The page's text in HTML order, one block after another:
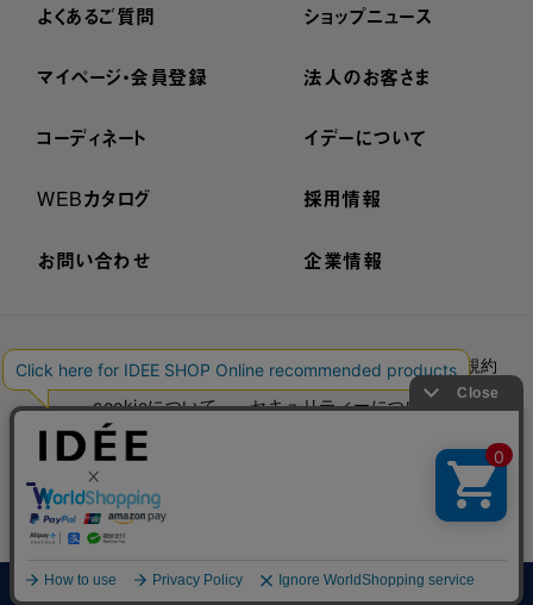
よくあるご質問
マイページ・会員登録
コーディネート
WEBカタログ
お問い合わせ
ショップニュース
法人のお客さま
イデーについて
採用情報
企業情報
プライバシーポリシー 外部送信ポリシー
ご利用規約
cookieについて
セキュリティーについて
特定商取引法に基づく表示
古物営業法に基づく表示